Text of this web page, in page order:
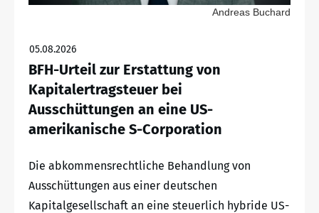
Andreas Buchard
05.08.2026
BFH-Urteil zur Erstattung von
Kapitalertragsteuer bei
Ausschüttungen an eine US-
amerikanische S-Corporation
Die abkommensrechtliche Behandlung von
Ausschüttungen aus einer deutschen
Kapitalgesellschaft an eine steuerlich hybride US-